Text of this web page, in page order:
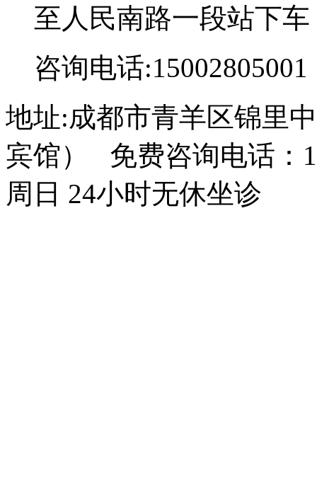
至人民南路一段站下
咨询电话:15002805001
地址:成都市青羊区锦里
宾馆） 免费咨询电话：
周日 24小时无休坐诊